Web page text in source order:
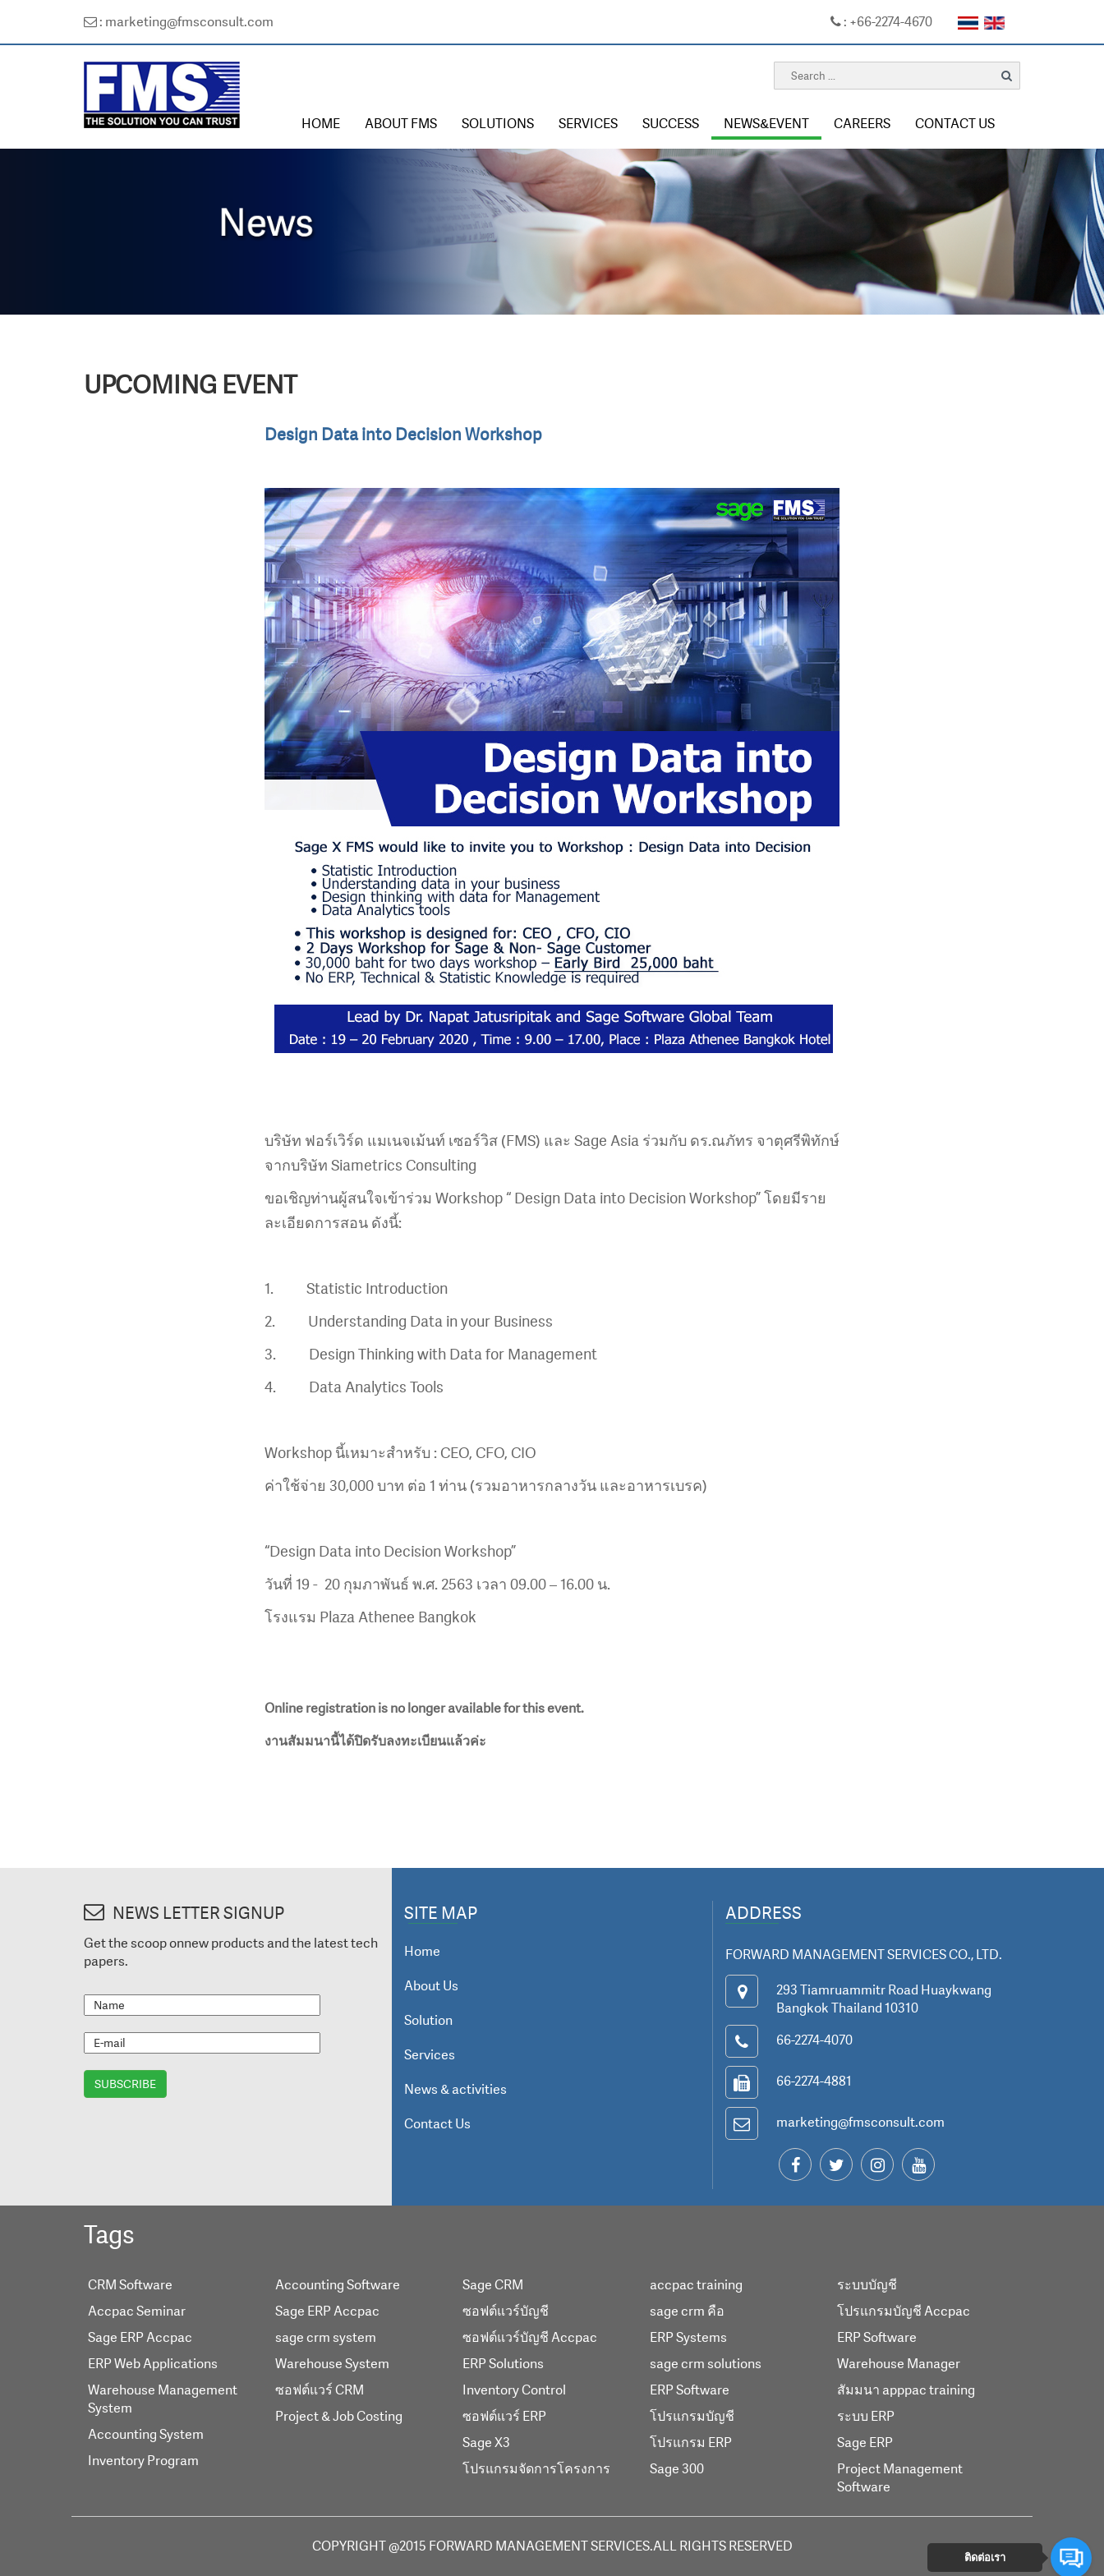
: marketing@fmsconsult.com : +66-2274-4670
HOME ABOUT FMS SOLUTIONS SERVICES SUCCESS NEWS&EVENT CAREERS CONTACT US
UPCOMING EVENT
Design Data into Decision Workshop
บริษัท ฟอร์เวิร์ด แมเนจเม้นท์ เซอร์วิส (FMS) และ Sage Asia ร่วมกับ ดร.ณภัทร จาตุศรีพิทักษ์
จากบริษัท Siametrics Consulting
ขอเชิญท่านผู้สนใจเข้าร่วม Workshop “ Design Data into Decision Workshop” โดยมีราย
ละเอียดการสอน ดังนี้:
1. Statistic Introduction
2. Understanding Data in your Business
3. Design Thinking with Data for Management
4. Data Analytics Tools
Workshop นี้เหมาะสำหรับ : CEO, CFO, CIO
ค่าใช้จ่าย 30,000 บาท ต่อ 1 ท่าน (รวมอาหารกลางวัน และอาหารเบรค)
“Design Data into Decision Workshop”
วันที่ 19 - 20 กุมภาพันธ์ พ.ศ. 2563 เวลา 09.00 – 16.00 น.
โรงแรม Plaza Athenee Bangkok
Online registration is no longer available for this event.
งานสัมมนานี้ได้ปิดรับลงทะเบียนแล้วค่ะ
NEWS LETTER SIGNUP
Get the scoop onnew products and the latest tech
papers.
SITE MAP
Home
About Us
Solution
Services
News & activities
Contact Us
ADDRESS
FORWARD MANAGEMENT SERVICES CO., LTD.
293 Tiamruammitr Road Huaykwang
Bangkok Thailand 10310
66-2274-4070
66-2274-4881
marketing@fmsconsult.com
Tags
CRM Software
Accpac Seminar
Sage ERP Accpac
ERP Web Applications
Warehouse Management
System
Accounting System
Inventory Program
Accounting Software
Sage ERP Accpac
sage crm system
Warehouse System
ซอฟต์แวร์ CRM
Project & Job Costing
Sage CRM
ซอฟต์แวร์บัญชี
ซอฟต์แวร์บัญชี Accpac
ERP Solutions
Inventory Control
ซอฟต์แวร์ ERP
Sage X3
โปรแกรมจัดการโครงการ
accpac training
sage crm คือ
ERP Systems
sage crm solutions
ERP Software
โปรแกรมบัญชี
โปรแกรม ERP
Sage 300
ระบบบัญชี
โปรแกรมบัญชี Accpac
ERP Software
Warehouse Manager
สัมมนา apppac training
ระบบ ERP
Sage ERP
Project Management
Software
COPYRIGHT @2015 FORWARD MANAGEMENT SERVICES.ALL RIGHTS RESERVED
ติดต่อเรา